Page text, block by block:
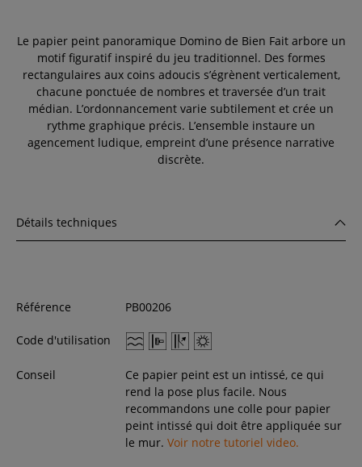
Le papier peint panoramique Domino de Bien Fait arbore un
motif figuratif inspiré du jeu traditionnel. Des formes
rectangulaires aux coins adoucis s’égrènent verticalement,
chacune ponctuée de nombres et traversée d’un trait
médian. L’ordonnancement varie subtilement et crée un
rythme graphique précis. L’ensemble instaure un
agencement ludique, empreint d’une présence narrative
discrète.
Détails techniques
Référence PB00206
Code d'utilisation
Conseil
Ce papier peint est un intissé, ce qui
rend la pose plus facile. Nous
recommandons une colle pour papier
peint intissé qui doit être appliquée sur
le mur. Voir notre tutoriel video.